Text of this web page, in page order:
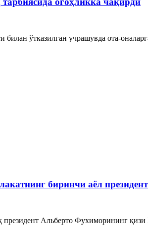
ўтказилган учрашувда ота-
биринчи аёл
президент Альберто Фухиморининг